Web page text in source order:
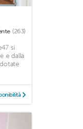
(263)
si
e dalla